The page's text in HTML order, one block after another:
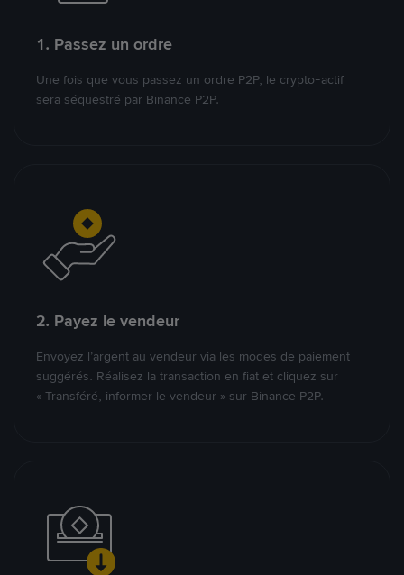
1. Passez un ordre
Une fois que vous passez un ordre P2P, le crypto-actif
sera séquestré par Binance P2P.
2. Payez le vendeur
Envoyez l’argent au vendeur via les modes de paiement
suggérés. Réalisez la transaction en fiat et cliquez sur
« Transféré, informer le vendeur » sur Binance P2P.